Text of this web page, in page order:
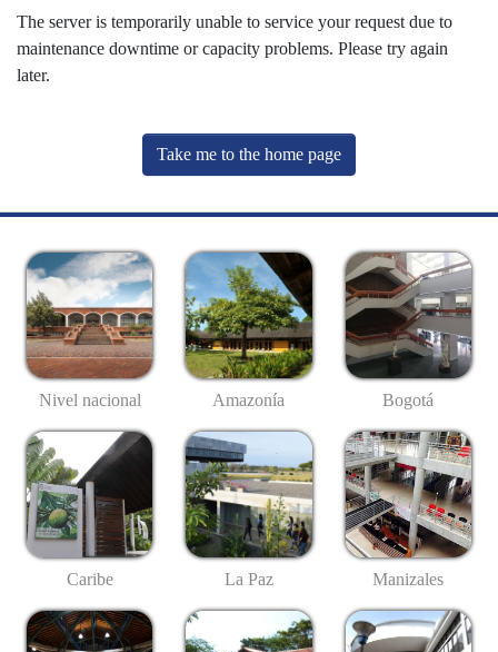
The server is temporarily unable to service your request due to
maintenance downtime or capacity problems. Please try again
later.
Take me to the home page
Nivel nacional Amazonía Bogotá
Caribe La Paz Manizales